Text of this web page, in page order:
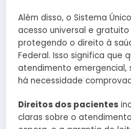
Além disso, o Sistema
acesso universal e
protegendo o direito à
Federal. Isso significa que
atendimento emergencial,
há necessidade
Direitos dos pacientes
claras sobre o